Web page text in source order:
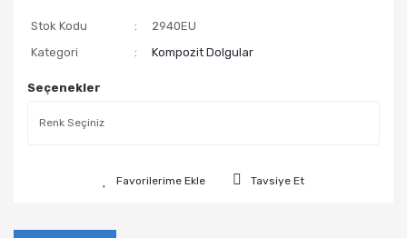
Stok Kodu
2940EU
Kategori
Kompozit Dolgular
Seçenekler
Tavsiye Et